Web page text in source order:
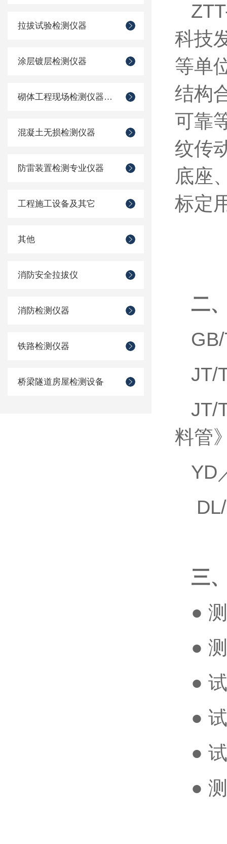
拉拔试验检测仪器
涂层镀层检测仪器
砌体工程现场检测仪器仪表
混凝土无损检测仪器
防雷装置检测专业仪器
工程施工设备及其它
其他
消防安全拉拔仪
消防检测仪器
铁路检测仪器
桥梁隧道房屋检测设备
科技
等单
结构
可靠
纹传
底座
标定
二
JT/
JT/
料管
YD
三
●
●
●
●
●
●